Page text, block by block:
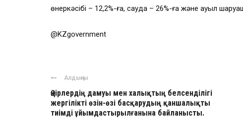
өнеркәсібі – 12,2%-ға, сауда – 26%-ға және ауыл
@KZgovernment
Алдыңғы
Өңірлердің дамуы мен халықтың белсенділігі
жергілікті өзін-өзі басқарудың қаншалықты
тиімді ұйымдастырылғанына байланысты.